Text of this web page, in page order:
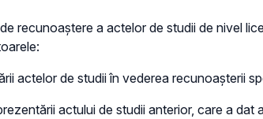
recunoaștere a actelor de studii de nivel
actelor de studii în vederea recunoașterii
actului de studii anterior, care a